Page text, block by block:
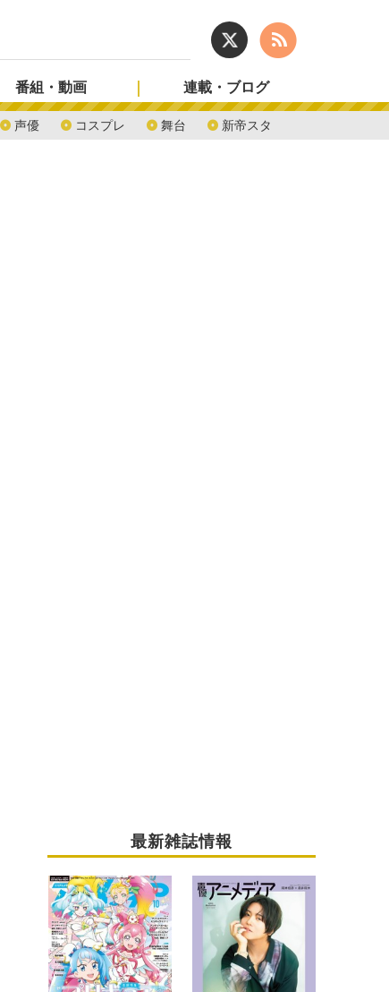
声優 コスプレ 舞台 新帝スタ
番組・動画 連載・ブログ
最新雑誌情報